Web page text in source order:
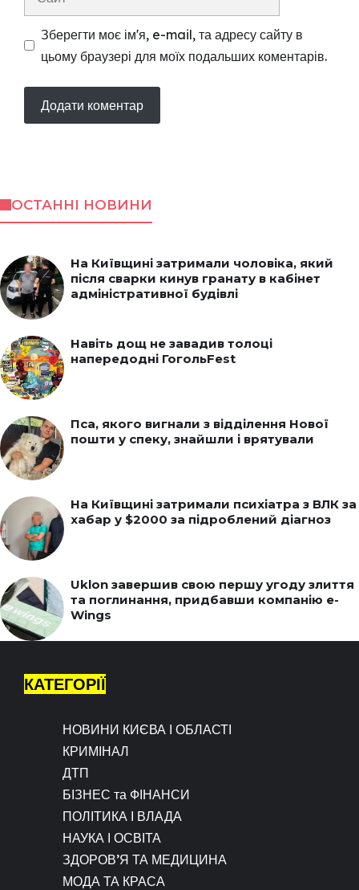
Зберегти моє ім'я, e-mail, та адресу сайту в
цьому браузері для моїх подальших коментарів.
ОСТАННІ НОВИНИ
На Київщині затримали чоловіка, який
після сварки кинув гранату в кабінет
адміністративної будівлі
Навіть дощ не завадив толоці
напередодні ГогольFest
Пса, якого вигнали з відділення Нової
пошти у спеку, знайшли і врятували
На Київщині затримали психіатра з ВЛК за
хабар у $2000 за підроблений діагноз
Uklon завершив свою першу угоду злиття
та поглинання, придбавши компанію e-
Wings
КАТЕГОРІЇ
НОВИНИ КИЄВА І ОБЛАСТІ
КРИМІНАЛ
ДТП
БІЗНЕС та ФІНАНСИ
ПОЛІТИКА І ВЛАДА
НАУКА І ОСВІТА
ЗДОРОВ’Я ТА МЕДИЦИНА
МОДА ТА КРАСА